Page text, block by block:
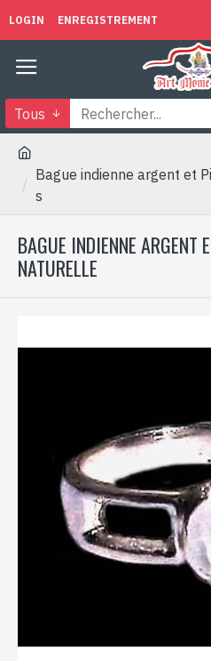
LOGIN ENREGISTREMENT
Tous
Bague indienne argent et
s
BAGUE INDIENNE ARGENT
NATURELLE